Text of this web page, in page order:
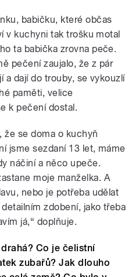
babičku, které občas
v kuchyni tak trošku motal
ta babička zrovna peče.
pečení zaujalo, že z pár
a dají do trouby, se vykouzlí
paměti, velice
k pečení dostal.
že se doma o kuchyň
jsme sezdaní 13 let, máme
náčiní a něco upeče.
moje manželka. A
nebo je potřeba udělat
zdobení, jako třeba
já,“ doplňuje.
Co je čelistní
zubařů? Jak dlouho